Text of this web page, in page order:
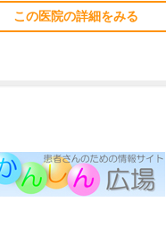
この医院の詳細をみる